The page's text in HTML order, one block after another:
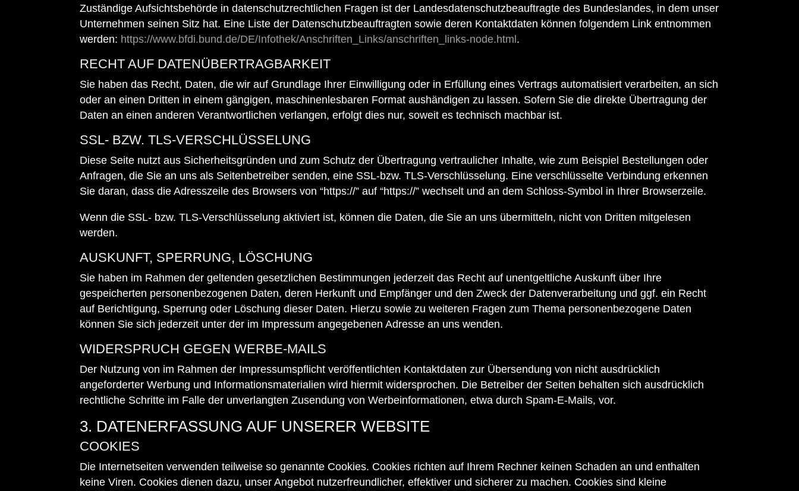
Zuständige Aufsichtsbehörde in datenschutzrechtlichen Fragen ist der Landesdatenschutzbeauftragte des Bundeslandes, in dem unser
Unternehmen seinen Sitz hat. Eine Liste der Datenschutzbeauftragten sowie deren Kontaktdaten können folgendem Link entnommen
werden: https://www.bfdi.bund.de/DE/Infothek/Anschriften_Links/anschriften_links-node.html .
RECHT AUF DATENÜBERTRAGBARKEIT
Sie haben das Recht, Daten, die wir auf Grundlage Ihrer Einwilligung oder in Erfüllung eines Vertrags automatisiert verarbeiten, an sich
oder an einen Dritten in einem gängigen, maschinenlesbaren Format aushändigen zu lassen. Sofern Sie die direkte Übertragung der
Daten an einen anderen Verantwortlichen verlangen, erfolgt dies nur, soweit es technisch machbar ist.
SSL- BZW. TLS-VERSCHLÜSSELUNG
Diese Seite nutzt aus Sicherheitsgründen und zum Schutz der Übertragung vertraulicher Inhalte, wie zum Beispiel Bestellungen oder
Anfragen, die Sie an uns als Seitenbetreiber senden, eine SSL-bzw. TLS-Verschlüsselung. Eine verschlüsselte Verbindung erkennen
Sie daran, dass die Adresszeile des Browsers von “https://” auf “https://” wechselt und an dem Schloss-Symbol in Ihrer Browserzeile.
Wenn die SSL- bzw. TLS-Verschlüsselung aktiviert ist, können die Daten, die Sie an uns übermitteln, nicht von Dritten mitgelesen
werden.
AUSKUNFT, SPERRUNG, LÖSCHUNG
Sie haben im Rahmen der geltenden gesetzlichen Bestimmungen jederzeit das Recht auf unentgeltliche Auskunft über Ihre
gespeicherten personenbezogenen Daten, deren Herkunft und Empfänger und den Zweck der Datenverarbeitung und ggf. ein Recht
auf Berichtigung, Sperrung oder Löschung dieser Daten. Hierzu sowie zu weiteren Fragen zum Thema personenbezogene Daten
können Sie sich jederzeit unter der im Impressum angegebenen Adresse an uns wenden.
WIDERSPRUCH GEGEN WERBE-MAILS
Der Nutzung von im Rahmen der Impressumspflicht veröffentlichten Kontaktdaten zur Übersendung von nicht ausdrücklich
angeforderter Werbung und Informationsmaterialien wird hiermit widersprochen. Die Betreiber der Seiten behalten sich ausdrücklich
rechtliche Schritte im Falle der unverlangten Zusendung von Werbeinformationen, etwa durch Spam-E-Mails, vor.
3. DATENERFASSUNG AUF UNSERER WEBSITE
COOKIES
Die Internetseiten verwenden teilweise so genannte Cookies. Cookies richten auf Ihrem Rechner keinen Schaden an und enthalten
keine Viren. Cookies dienen dazu, unser Angebot nutzerfreundlicher, effektiver und sicherer zu machen. Cookies sind kleine